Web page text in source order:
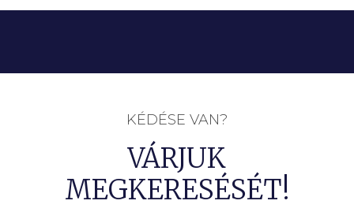
KÉDÉSE VAN?
VÁRJUK
MEGKERESÉSÉT!